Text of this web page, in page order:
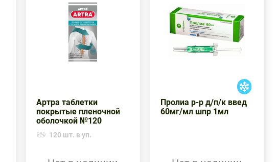
Артра таблетки
покрытые пленочной
оболочкой №120
120 шт. в уп.
Пролиа р-р д/п/к введ
60мг/мл шпр 1мл